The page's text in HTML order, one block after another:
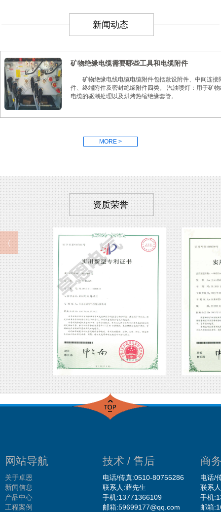
新闻动态
矿物绝缘电缆需要哪些工具和电缆附件
矿物绝缘电线电缆电缆附件包括敷设附件、中间连接
件、终端附件及密封绝缘附件四类。 汽油喷灯：用于矿
电缆的驱潮处理以及烘烤热缩绝缘套管。
MORE >
资质荣誉
网站导航
关于卓恩
新闻信息
产品中心
工程案例
技术 / 售后
电话/传真:0510-80755286
联系人:薛先生
手机:13771366109
邮箱:59699177@qq.com
商
电话/
联系
手机
邮箱